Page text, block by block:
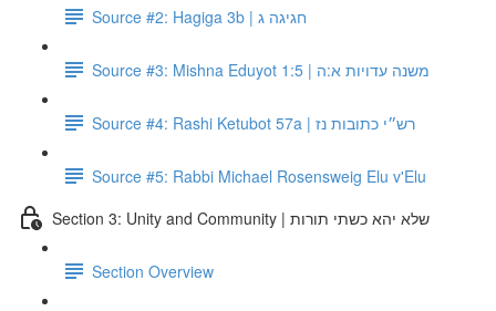
Source #2: Hagiga 3b | חגיגה ג
Source #3: Mishna Eduyot 1:5 | משנה עדויות א:ה
Source #4: Rashi Ketubot 57a | רש״י כתובות נז
Source #5: Rabbi Michael Rosensweig Elu v'Elu
Section 3: Unity and Community | שלא יהא כשתי תורות
Section Overview